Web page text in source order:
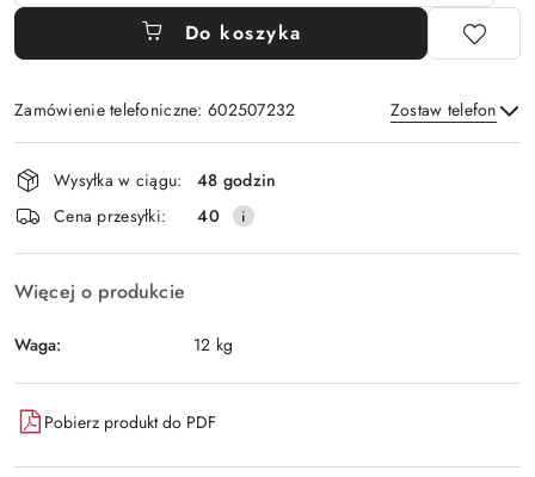
Do koszyka
Zamówienie telefoniczne: 602507232 Zostaw telefon
Wyślij
Dostępność
i
dostawa
Wysyłka w ciągu:
48 godzin
Cena przesyłki:
40
Więcej o produkcie
Waga: 12 kg
Pobierz produkt do PDF